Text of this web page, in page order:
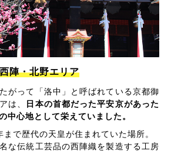
陣・北野エリア
がって「洛中」と呼ばれている京都御
は、
日本の首都だった平安京があった
中心地として栄えていました。
で歴代の天皇が住まれていた場所。
な伝統工芸品の西陣織を製造する工房